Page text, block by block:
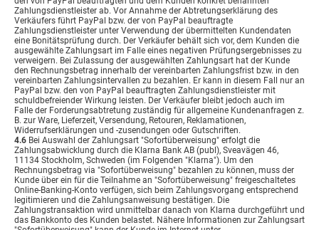
Zahlungsdienstleister ab. Vor Annahme der Abtretungserklärung des
Verkäufers führt PayPal bzw. der von PayPal beauftragte
Zahlungsdienstleister unter Verwendung der übermittelten Kundendaten
eine Bonitätsprüfung durch. Der Verkäufer behält sich vor, dem Kunden die
ausgewählte Zahlungsart im Falle eines negativen Prüfungsergebnisses zu
verweigern. Bei Zulassung der ausgewählten Zahlungsart hat der Kunde
den Rechnungsbetrag innerhalb der vereinbarten Zahlungsfrist bzw. in den
vereinbarten Zahlungsintervallen zu bezahlen. Er kann in diesem Fall nur an
PayPal bzw. den von PayPal beauftragten Zahlungsdienstleister mit
schuldbefreiender Wirkung leisten. Der Verkäufer bleibt jedoch auch im
Falle der Forderungsabtretung zuständig für allgemeine Kundenanfragen z.
B. zur Ware, Lieferzeit, Versendung, Retouren, Reklamationen,
Widerrufserklärungen und -zusendungen oder Gutschriften.
4.6 Bei Auswahl der Zahlungsart "Sofortüberweisung" erfolgt die
Zahlungsabwicklung durch die Klarna Bank AB (publ), Sveavägen 46,
11134 Stockholm, Schweden (im Folgenden "Klarna"). Um den
Rechnungsbetrag via "Sofortüberweisung" bezahlen zu können, muss der
Kunde über ein für die Teilnahme an "Sofortüberweisung" freigeschaltetes
Online-Banking-Konto verfügen, sich beim Zahlungsvorgang entsprechend
legitimieren und die Zahlungsanweisung bestätigen. Die
Zahlungstransaktion wird unmittelbar danach von Klarna durchgeführt und
das Bankkonto des Kunden belastet. Nähere Informationen zur Zahlungsart